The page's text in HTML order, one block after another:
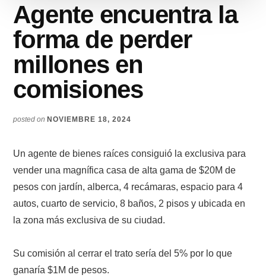
Agente encuentra la
forma de perder
millones en
comisiones
posted on NOVIEMBRE 18, 2024
Un agente de bienes raíces consiguió la exclusiva para
vender una magnífica casa de alta gama de $20M de
pesos con jardín, alberca, 4 recámaras, espacio para 4
autos, cuarto de servicio, 8 baños, 2 pisos y ubicada en
la zona más exclusiva de su ciudad.
Su comisión al cerrar el trato sería del 5% por lo que
ganaría $1M de pesos.